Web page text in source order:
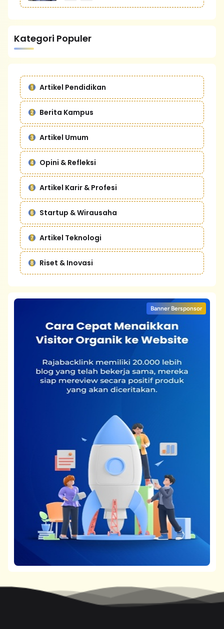
Kategori Populer
Artikel Pendidikan
Berita Kampus
Artikel Umum
Opini & Refleksi
Artikel Karir & Profesi
Startup & Wirausaha
Artikel Teknologi
Riset & Inovasi
Banner Bersponsor